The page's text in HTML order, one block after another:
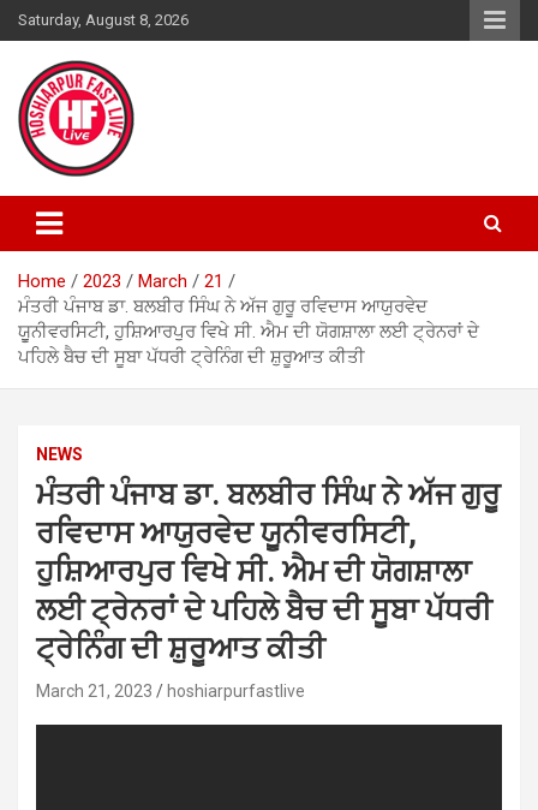
Skip
to
content
Saturday, August 8, 2026
Home 2023 March
21
ਮੰਤਰੀ ਪੰਜਾਬ ਡਾ. ਬਲਬੀਰ ਸਿੰਘ ਨੇ ਅੱਜ ਗੁਰੂ ਰਵਿਦਾਸ ਆਯੁਰਵੇਦ
ਯੂੁਨੀਵਰਸਿਟੀ, ਹੁਸ਼ਿਆਰਪੁਰ ਵਿਖੇ ਸੀ. ਐਮ ਦੀ ਯੋਗਸ਼ਾਲਾ ਲਈ ਟ੍ਰੇਨਰਾਂ ਦੇ
ਪਹਿਲੇ ਬੈਚ ਦੀ ਸੂਬਾ ਪੱਧਰੀ ਟ੍ਰੇਨਿੰਗ ਦੀ ਸ਼ੁਰੂਆਤ ਕੀਤੀ
NEWS
ਮੰਤਰੀ ਪੰਜਾਬ ਡਾ. ਬਲਬੀਰ ਸਿੰਘ ਨੇ ਅੱਜ ਗੁਰੂ
ਰਵਿਦਾਸ ਆਯੁਰਵੇਦ ਯੂੁਨੀਵਰਸਿਟੀ,
ਹੁਸ਼ਿਆਰਪੁਰ ਵਿਖੇ ਸੀ. ਐਮ ਦੀ ਯੋਗਸ਼ਾਲਾ
ਲਈ ਟ੍ਰੇਨਰਾਂ ਦੇ ਪਹਿਲੇ ਬੈਚ ਦੀ ਸੂਬਾ ਪੱਧਰੀ
ਟ੍ਰੇਨਿੰਗ ਦੀ ਸ਼ੁਰੂਆਤ ਕੀਤੀ
March 21, 2023 hoshiarpurfastlive